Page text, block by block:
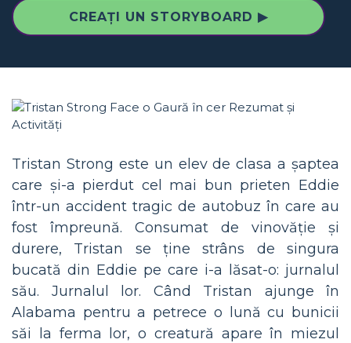
CREAȚI UN STORYBOARD ▶
Tristan Strong este un elev de clasa a șaptea
care și-a pierdut cel mai bun prieten Eddie
într-un accident tragic de autobuz în care au
fost împreună. Consumat de vinovăție și
durere, Tristan se ține strâns de singura
bucată din Eddie pe care i-a lăsat-o: jurnalul
său. Jurnalul lor. Când Tristan ajunge în
Alabama pentru a petrece o lună cu bunicii
săi la ferma lor, o creatură apare în miezul